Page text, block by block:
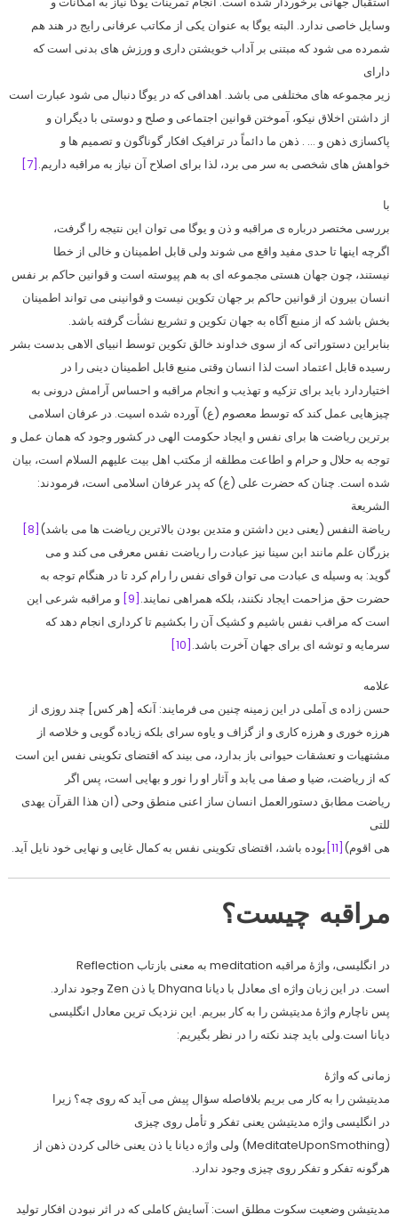
وسایل خاصی ندارد. البته یوگا به عنوان یکی از مکاتب عرفانی رایج در هند هم
شمرده می شود که مبتنی بر آداب خویشتن داری و ورزش های بدنی است که
دارای
زیر مجموعه های مختلفی می باشد. اهدافی که در یوگا دنبال می شود عبارت است
از داشتن اخلاق نیکو، آموختن قوانین اجتماعی و صلح و دوستی با دیگران و
پاکسازی ذهن و … . ذهن ما دائماً در ترافیک افکار گوناگون و تصمیم ها و
خواهش های شخصی به سر می برد، لذا برای اصلاح آن نیاز به مراقبه داریم. [7]
با
بررسی مختصر درباره ی مراقبه و ذن و یوگا می توان این نتیجه را گرفت،
اگرچه اینها تا حدی مفید واقع می شوند ولی قابل اطمینان و خالی از خطا
نیستند، چون جهان هستی مجموعه ای به هم پیوسته است و قوانین حاکم بر نفس
انسان بیرون از قوانین حاکم بر جهان تکوین نیست و قوانینی می تواند اطمینان
بخش باشد که از منبع آگاه به جهان تکوین و تشریع نشأت گرفته باشد.
بنابراین دستوراتی که از سوی خداوند خالق تکوین توسط انبیای الاهی بدست بشر
رسیده قابل اعتماد است لذا انسان وقتی منبع قابل اطمینان دینی را در
اختیاردارد باید برای تزکیه و تهذیب و انجام مراقبه و احساس آرامش درونی به
چیزهایی عمل کند که توسط معصوم (ع) آورده شده اسیت. در عرفان اسلامی
برترین ریاضت ها برای نفس و ایجاد حکومت الهی در کشور وجود که همان عمل و
توجه به حلال و حرام و اطاعت مطلقه از مکتب اهل بیت علیهم السلام است، بیان
شده است. چنان که حضرت علی (ع) که پدر عرفان اسلامی است، فرمودند:
الشریعة
ریاضة النفس (یعنی دین داشتن و متدین بودن بالاترین ریاضت ها می باشد) [8]
بزرگان علم مانند ابن سینا نیز عبادت را ریاضت نفس معرفی می کند و می
گوید: به وسیله ی عبادت می توان قوای نفس را رام کرد تا در هنگام توجه به
حضرت حق مزاحمت ایجاد نکنند، بلکه همراهی نمایند. [9]
و مراقبه شرعی این
است که مراقب نفس باشیم و کشیک آن را بکشیم تا کرداری انجام دهد که
سرمایه و توشه ای برای جهان آخرت باشد. [10]
علامه
حسن زاده ی آملی در این زمینه چنین می فرمایند: آنکه [هر کس] چند روزی از
هرزه خوری و هرزه کاری و از گزاف و یاوه سرای بلکه زیاده گویی و خلاصه از
مشتهیات و تعشقات حیوانی باز بدارد، می بیند که اقتضای تکوینی نفس این است
که از ریاضت، ضیا و صفا می یابد و آثار او را نور و بهایی است، پس اگر
ریاضت مطابق دستورالعمل انسان ساز اعنی منطق وحی (ان هذا القرآن یهدی
للتی
هی اقوم) [11] بوده باشد، اقتضای تکوینی نفس به کمال غایی و نهایی خود نایل آید.
مراقبه چیست؟
در انگلیسی، واژهٔ مراقبه meditation به معنی بازتاب Reflection
است. در این زبان واژه ای معادل با دیانا Dhyana یا ذن Zen وجود ندارد.
پس ناچارم واژهٔ مدیتیشن را به کار ببریم. این نزدیک ترین معادل انگلیسی
دیانا است.ولی باید چند نکته را در نظر بگیریم:
زمانی که واژهٔ
مدیتیشن را به کار می بریم بلافاصله سؤال پیش می آید که روی چه؟ زیرا
در انگلیسی واژه مدیتیشن یعنی تفکر و تأمل روی چیزی
(MeditateUponSmothing) ولی واژه دیانا یا ذن یعنی خالی کردن ذهن از
هرگونه تفکر و تفکر روی چیزی وجود ندارد.
مدیتیشن وضعیت سکوت مطلق است: آسایش کاملی که در اثر نبودن افکار تولید